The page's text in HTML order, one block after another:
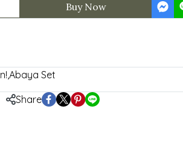
Buy Now
,Abaya Set
Share